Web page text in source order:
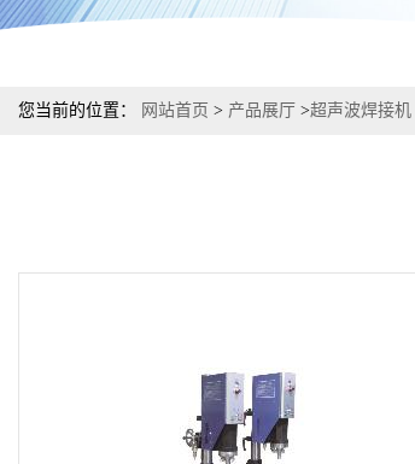
您当前的位置： 网站首页 > 产品展厅 >超声波焊接机